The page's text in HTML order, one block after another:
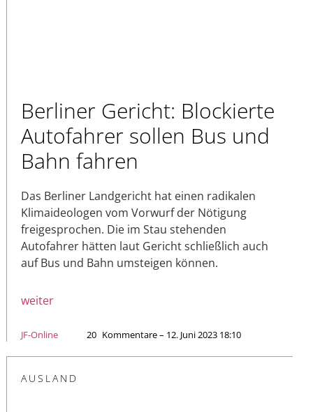
Berliner Gericht: Blockierte
Autofahrer sollen Bus und
Bahn fahren
Das Berliner Landgericht hat einen radikalen
Klimaideologen vom Vorwurf der Nötigung
freigesprochen. Die im Stau stehenden
Autofahrer hätten laut Gericht schließlich auch
auf Bus und Bahn umsteigen können.
weiter
JF-Online 20 Kommentare – 12. Juni 2023 18:10
AUSLAND